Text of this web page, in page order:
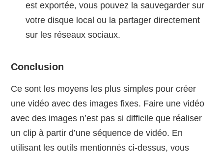
est exportée, vous pouvez la sauvegarder sur
votre disque local ou la partager directement
sur les réseaux sociaux.
Conclusion
Ce sont les moyens les plus simples pour créer
une vidéo avec des images fixes. Faire une vidéo
avec des images n’est pas si difficile que réaliser
un clip à partir d’une séquence de vidéo. En
utilisant les outils mentionnés ci-dessus, vous